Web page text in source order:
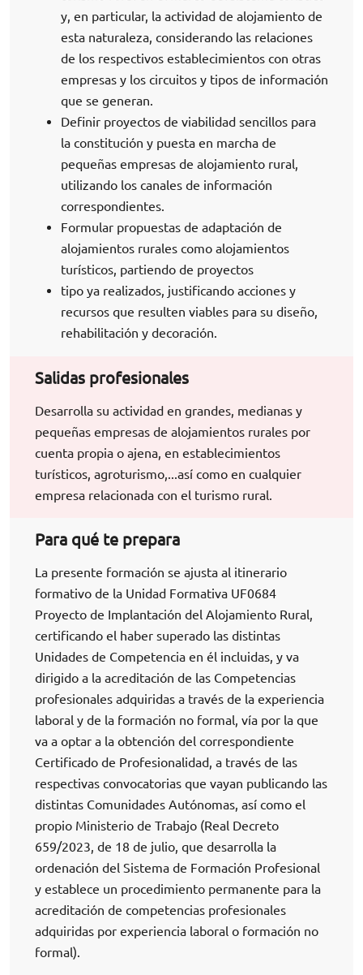
y, en particular, la actividad de alojamiento de
esta naturaleza, considerando las relaciones
de los respectivos establecimientos con otras
empresas y los circuitos y tipos de información
que se generan.
Definir proyectos de viabilidad sencillos para
la constitución y puesta en marcha de
pequeñas empresas de alojamiento rural,
utilizando los canales de información
correspondientes.
Formular propuestas de adaptación de
alojamientos rurales como alojamientos
turísticos, partiendo de proyectos
tipo ya realizados, justificando acciones y
recursos que resulten viables para su diseño,
rehabilitación y decoración.
Salidas profesionales
Desarrolla su actividad en grandes, medianas y
pequeñas empresas de alojamientos rurales por
cuenta propia o ajena, en establecimientos
turísticos, agroturismo,...así como en cualquier
empresa relacionada con el turismo rural.
Para qué te prepara
La presente formación se ajusta al itinerario
formativo de la Unidad Formativa UF0684
Proyecto de Implantación del Alojamiento Rural,
certificando el haber superado las distintas
Unidades de Competencia en él incluidas, y va
dirigido a la acreditación de las Competencias
profesionales adquiridas a través de la experiencia
laboral y de la formación no formal, vía por la que
va a optar a la obtención del correspondiente
Certificado de Profesionalidad, a través de las
respectivas convocatorias que vayan publicando las
distintas Comunidades Autónomas, así como el
propio Ministerio de Trabajo (Real Decreto
659/2023, de 18 de julio, que desarrolla la
ordenación del Sistema de Formación Profesional
y establece un procedimiento permanente para la
acreditación de competencias profesionales
adquiridas por experiencia laboral o formación no
formal).